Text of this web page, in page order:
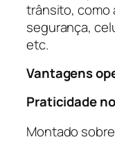
trânsito, como
segurança,
etc.
Vantagens
Praticidade
Montado